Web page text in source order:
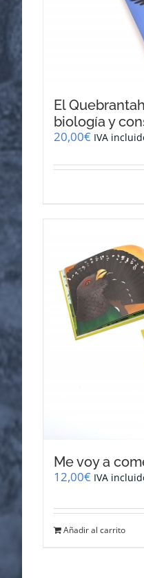
El
biología y
20,00€ IVA
Me voy a
12,00€ IVA
Añadir al carrito